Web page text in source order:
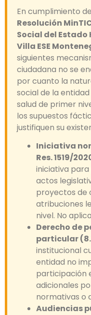
En cumplimiento
Resolución
Social del
Villa ESE
siguientes
ciudadana no se
por cuanto la
social de la
salud de primer
los supuestos
justifiquen su
Iniciativa
Res. 1519/
iniciativa
actos
proyectos de
atribuciones
nivel. No
Derecho de
particular
institucional
entidad no
participación
adicionales
normativas o
Audiencias